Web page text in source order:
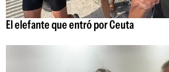
El elefante que entró por Ceuta